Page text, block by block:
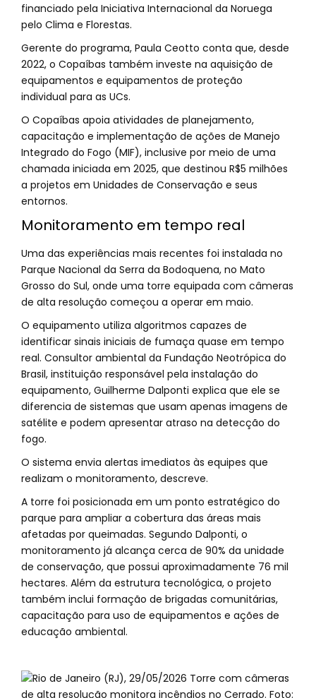
financiado pela Iniciativa Internacional da Noruega
pelo Clima e Florestas.
Gerente do programa, Paula Ceotto conta que, desde
2022, o Copaíbas também investe na aquisição de
equipamentos e equipamentos de proteção
individual para as UCs.
O Copaíbas apoia atividades de planejamento,
capacitação e implementação de ações de Manejo
Integrado do Fogo (MIF), inclusive por meio de uma
chamada iniciada em 2025, que destinou R$5 milhões
a projetos em Unidades de Conservação e seus
entornos.
Monitoramento em tempo real
Uma das experiências mais recentes foi instalada no
Parque Nacional da Serra da Bodoquena, no Mato
Grosso do Sul, onde uma torre equipada com câmeras
de alta resolução começou a operar em maio.
O equipamento utiliza algoritmos capazes de
identificar sinais iniciais de fumaça quase em tempo
real. Consultor ambiental da Fundação Neotrópica do
Brasil, instituição responsável pela instalação do
equipamento, Guilherme Dalponti explica que ele se
diferencia de sistemas que usam apenas imagens de
satélite e podem apresentar atraso na detecção do
fogo.
O sistema envia alertas imediatos às equipes que
realizam o monitoramento, descreve.
A torre foi posicionada em um ponto estratégico do
parque para ampliar a cobertura das áreas mais
afetadas por queimadas. Segundo Dalponti, o
monitoramento já alcança cerca de 90% da unidade
de conservação, que possui aproximadamente 76 mil
hectares. Além da estrutura tecnológica, o projeto
também inclui formação de brigadas comunitárias,
capacitação para uso de equipamentos e ações de
educação ambiental.